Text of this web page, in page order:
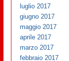
luglio 2017
giugno 2017
maggio 2017
aprile 2017
marzo 2017
febbraio 2017